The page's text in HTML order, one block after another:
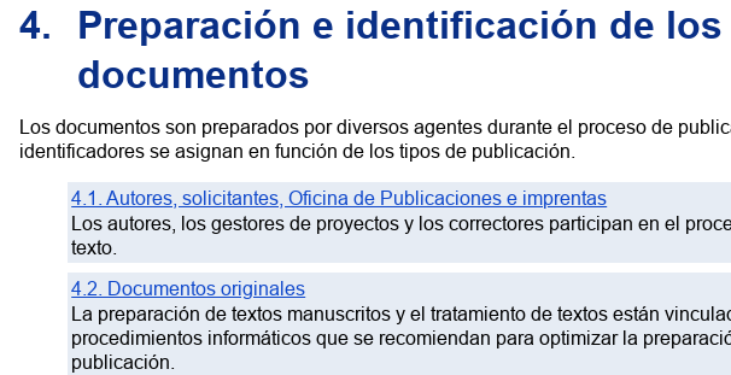
4.
Preparación e identificación de los
documentos
Los documentos son preparados por diversos agentes durante el proceso de
identificadores se asignan en función de los tipos de publicación.
4.1. Autores, solicitantes, Oficina de Publicaciones e imprentas
Los autores, los gestores de proyectos y los correctores participan en el
texto.
4.2. Documentos originales
La preparación de textos manuscritos y el tratamiento de textos están
procedimientos informáticos que se recomiendan para optimizar la
publicación.